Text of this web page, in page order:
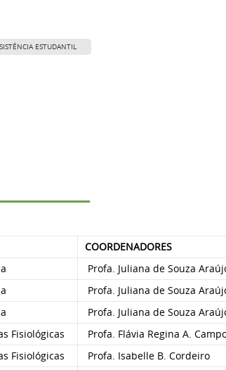
ESTUDANTIL
COORDENADORES
Profa. Juliana de Souza
Profa. Juliana de Souza
Profa. Juliana de Souza
Fisiológicas
Profa. Flávia Regina A.
Fisiológicas
Profa. Isabelle B. Cordeiro